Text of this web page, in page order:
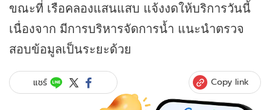
ขณะที่ เรือคลองแสนแสบ แจ้งงดให้บริการวันนี้
เนื่องจาก มีการบริหารจัดการน้ำ แนะนำตรวจ
สอบข้อมูลเป็นระยะด้วย
แชร์ Copy link